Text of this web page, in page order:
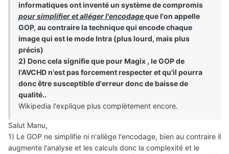
informatiques ont inventé un système de compromis
pour simplifier et alléger l'encodageque l'on appelle
GOP, au contraire la technique qui encode chaque
image qui est le mode Intra (plus lourd, mais plus
précis)
2) Donc cela signifie que pour Magix , le GOP de
l'AVCHD n'est pas forcement respecter et qu'il pourra
donc être susceptible d'erreur donc de baisse de
qualité..
Wikipedia l'explique plus complètement encore.
Salut Manu,
1) Le GOP ne simplifie ni n'allège l'encodage, bien au contraire il
augmente l'analyse et les calculs donc la complexité et le